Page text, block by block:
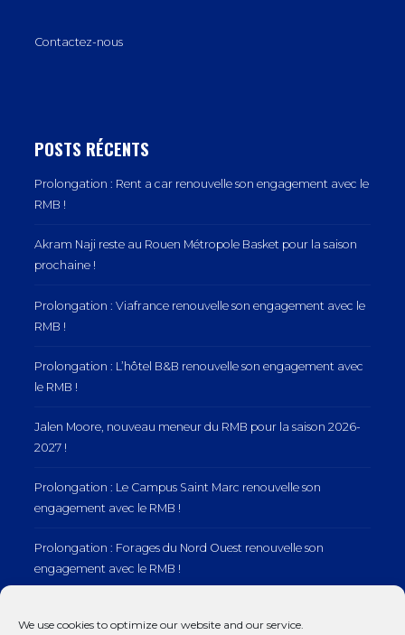
We use cookies to optimize our website and our service.
Contactez-nous
POSTS RÉCENTS
Prolongation : Rent a car renouvelle son engagement avec le
RMB !
Akram Naji reste au Rouen Métropole Basket pour la saison
prochaine !
Prolongation : Viafrance renouvelle son engagement avec le
RMB !
Prolongation : L’hôtel B&B renouvelle son engagement avec
le RMB !
Jalen Moore, nouveau meneur du RMB pour la saison 2026-
2027 !
Prolongation : Le Campus Saint Marc renouvelle son
engagement avec le RMB !
Prolongation : Forages du Nord Ouest renouvelle son
engagement avec le RMB !
engagement avec le RMB !